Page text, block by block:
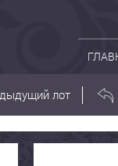
лот